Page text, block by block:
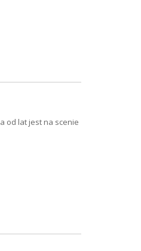
od lat jest na scenie